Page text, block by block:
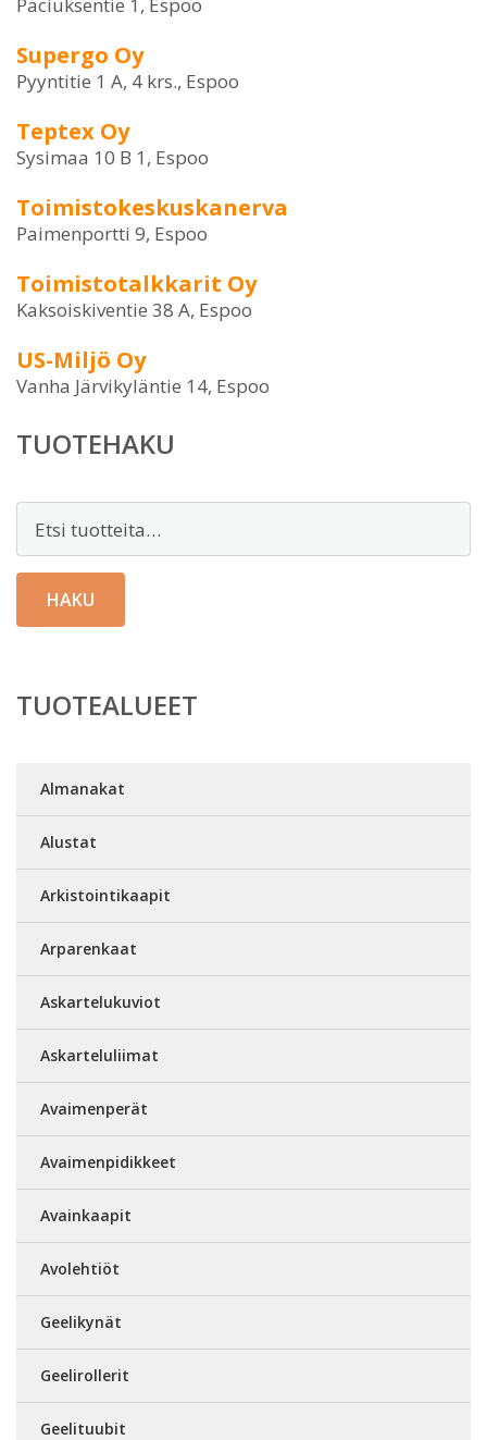
Supergo Oy
Pyyntitie 1 A, 4 krs., Espoo
Teptex Oy
Sysimaa 10 B 1, Espoo
Toimistokeskuskanerva
Paimenportti 9, Espoo
Toimistotalkkarit Oy
Kaksoiskiventie 38 A, Espoo
US-Miljö Oy
Vanha Järvikyläntie 14, Espoo
TUOTEHAKU
HAKU
TUOTEALUEET
Almanakat
Alustat
Arkistointikaapit
Arparenkaat
Askartelukuviot
Askarteluliimat
Avaimenperät
Avaimenpidikkeet
Avainkaapit
Avolehtiöt
Geelikynät
Geelirollerit
Geelituubit